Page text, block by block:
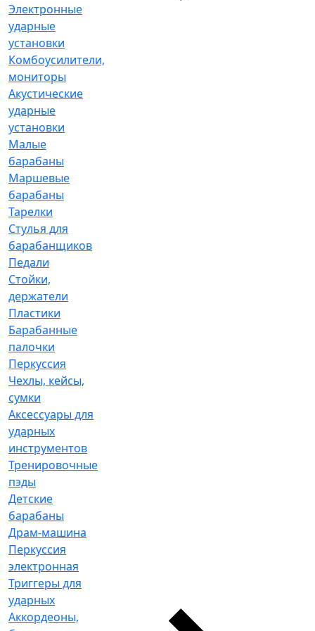
Электронные
ударные
установки
Комбоусилители,
мониторы
Акустические
ударные
установки
Малые
барабаны
Маршевые
барабаны
Тарелки
Стулья для
барабанщиков
Педали
Стойки,
держатели
Пластики
Барабанные
палочки
Перкуссия
Чехлы, кейсы,
сумки
Аксессуары для
ударных
инструментов
Тренировочные
пэды
Детские
барабаны
Драм-машина
Перкуссия
электронная
Триггеры для
ударных
Аккордеоны,